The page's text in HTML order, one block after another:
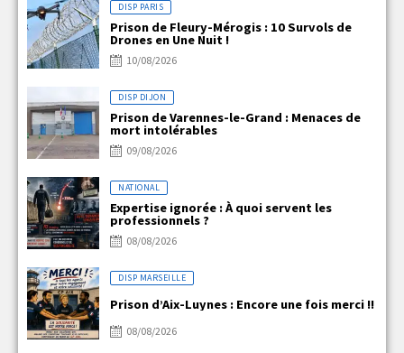
DISP PARIS
Prison de Fleury-Mérogis : 10 Survols de
Drones en Une Nuit !
10/08/2026
DISP DIJON
Prison de Varennes-le-Grand : Menaces de
mort intolérables
09/08/2026
NATIONAL
Expertise ignorée : À quoi servent les
professionnels ?
08/08/2026
DISP MARSEILLE
Prison d’Aix-Luynes : Encore une fois merci !!
08/08/2026